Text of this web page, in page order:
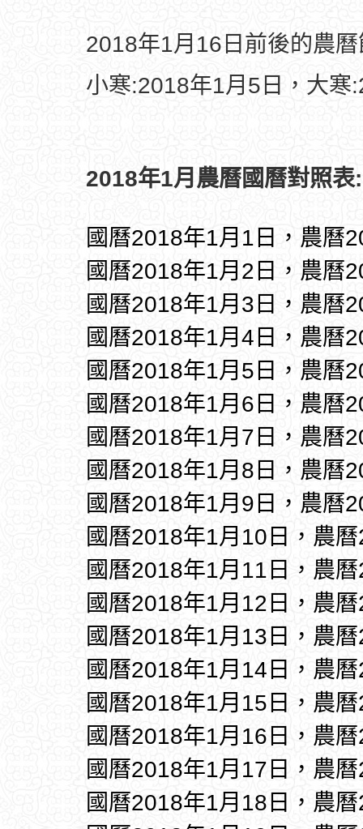
2018年1月16日前後的農
小寒:2018年1月5日，大寒
2018年1月農曆國曆對照表:
國曆2018年1月1日，農曆
國曆2018年1月2日，農曆
國曆2018年1月3日，農曆
國曆2018年1月4日，農曆
國曆2018年1月5日，農曆
國曆2018年1月6日，農曆
國曆2018年1月7日，農曆
國曆2018年1月8日，農曆
國曆2018年1月9日，農曆
國曆2018年1月10日，農
國曆2018年1月11日，農
國曆2018年1月12日，農
國曆2018年1月13日，農
國曆2018年1月14日，農
國曆2018年1月15日，農
國曆2018年1月16日，農
國曆2018年1月17日，農
國曆2018年1月18日，農